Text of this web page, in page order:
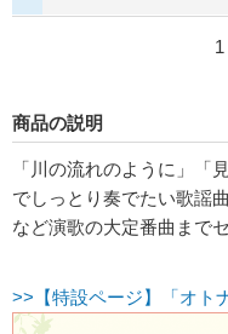
商品の説明
「川の流れのように」「
でしっとり奏でたい歌謡
など演歌の大定番曲まで
>>【特設ページ】「オト